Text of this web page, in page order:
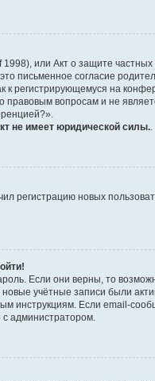
1998), или Акт о защите
письменное согласие
к регистрирующемуся на
вопросам и не
не имеет юридической силы..
регистрацию новых
Если они верны, то
учётные записи были
инструкциям. Если email-
с администратором.